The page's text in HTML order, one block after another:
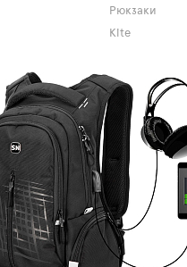
Рюкзаки
Kite